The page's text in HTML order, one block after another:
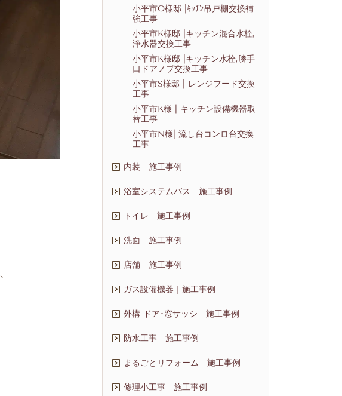
、
小平市O様邸 |ｷｯﾁﾝ吊戸棚交換補
強工事
小平市K様邸 |キッチン混合水栓,
浄水器交換工事
小平市K様邸 |キッチン水栓,勝手
口ドアノブ交換工事
小平市S様邸 | レンジフード交換
工事
小平市K様 | キッチン設備機器取
替工事
小平市N様| 流し台コンロ台交換
工事
内装 施工事例
浴室システムバス 施工事例
トイレ 施工事例
洗面 施工事例
店舗 施工事例
ガス設備機器｜施工事例
外構 ドア･窓サッシ 施工事例
防水工事 施工事例
まるごとリフォーム 施工事例
修理小工事 施工事例